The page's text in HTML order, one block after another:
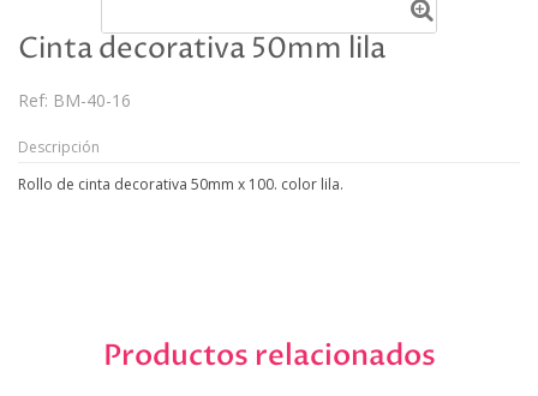
Cinta decorativa 50mm lila
Ref: BM-40-16
Descripción
Rollo de cinta decorativa 50mm x 100. color lila.
Productos relacionados